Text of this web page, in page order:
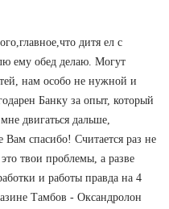
дитя ел с
ему обед делаю. Могут
нам особо не нужной и
Банку за опыт, который
двигаться дальше,
Вам спасибо! Считается раз не
твои проблемы, а разве
и работы правда на 4
Тамбов - Оксандролон